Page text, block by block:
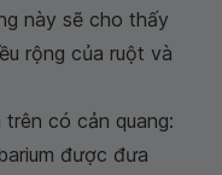
này sẽ cho thấy
rộng của ruột và
trên có cản quang:
được đưa